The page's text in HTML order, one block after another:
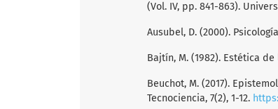
(Vol. IV, pp. 841-863).
Ausubel, D. (2000).
Bajtín, M. (1982). Estética
Beuchot, M. (2017).
Tecnociencia, 7(2), 1-12.